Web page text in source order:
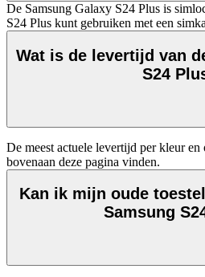
De Samsung Galaxy S24 Plus is
S24 Plus kunt gebruiken met een
Wat is de levertijd van
S24
De meest actuele levertijd per kleur en
bovenaan deze pagina vinden.
Kan ik mijn oude
Samsung